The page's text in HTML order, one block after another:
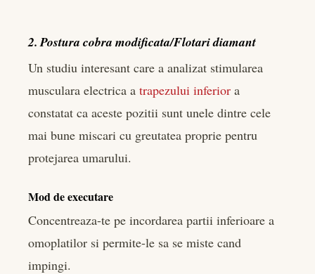
2. Postura cobra modificata/Flotari diamant
Un studiu interesant care a analizat stimularea
musculara electrica a trapezului inferior a
constatat ca aceste pozitii sunt unele dintre cele
mai bune miscari cu greutatea proprie pentru
protejarea umarului.
Mod de executare
Concentreaza-te pe incordarea partii inferioare a
omoplatilor si permite-le sa se miste cand
impingi.